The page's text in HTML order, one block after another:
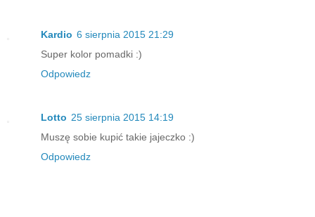
Kardio 6 sierpnia 2015 21:29
Super kolor pomadki :)
Odpowiedz
Lotto 25 sierpnia 2015 14:19
Muszę sobie kupić takie jajeczko :)
Odpowiedz